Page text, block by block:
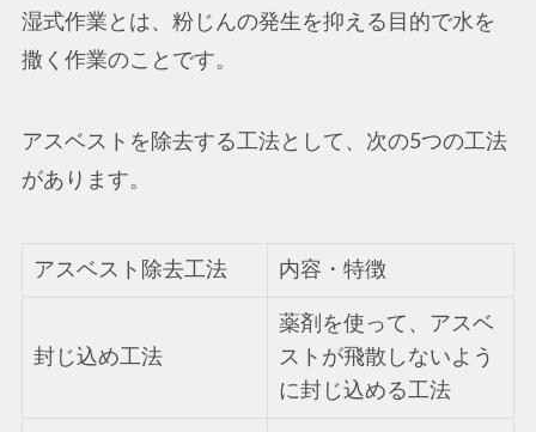
湿式作業とは、粉じんの発生を抑える目的で水を
撒く作業のことです。
アスベストを除去する工法として、次の5つの工法
があります。
アスベスト除去工法 内容・特徴
封じ込め工法
薬剤を使って、アスベ
ストが飛散しないよう
に封じ込める工法